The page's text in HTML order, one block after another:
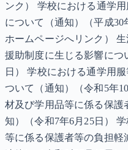
ンク） 学校における通学
について（通知）（平成
ホームページへリンク）
援助制度に生じる影響につ
日） 学校における通学用
ついて（通知）（令和5年
材及び学用品等に係る保護
知）（令和7年6月25日）
等に係る保護者等の負担軽